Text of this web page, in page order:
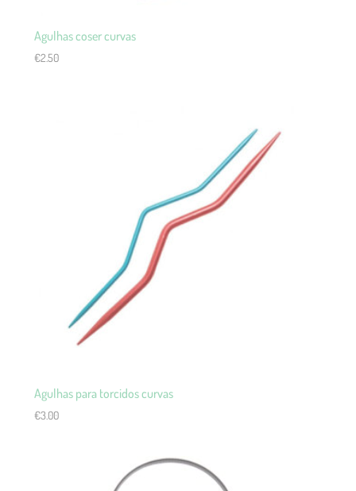
Agulhas coser curvas
€2.50
Agulhas para torcidos curvas
€3.00